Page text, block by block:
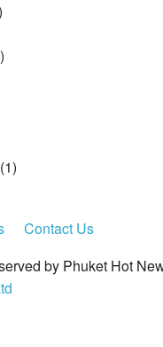
Contact Us
by Phuket Hot